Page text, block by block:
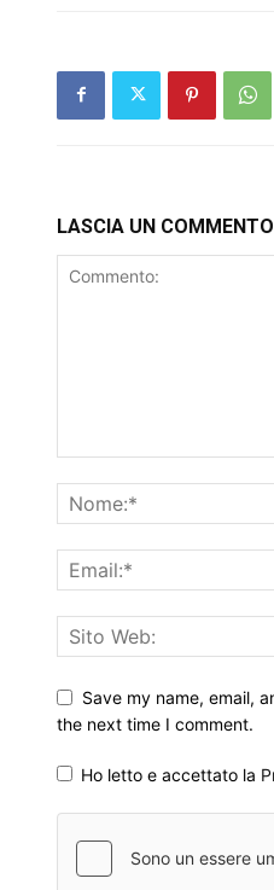
LASCIA UN COMMENTO
Save my name, email,
the next time I comment.
Ho letto e accettato la